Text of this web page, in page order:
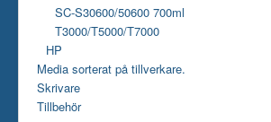
SC-S30600/50600 700ml
T3000/T5000/T7000
HP
Media sorterat på tillverkare.
Skrivare
Tillbehör